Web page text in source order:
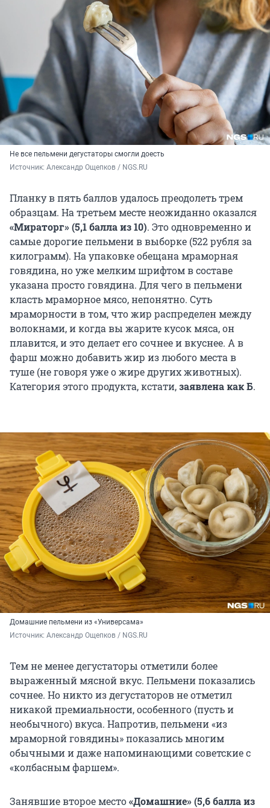
Не все пельмени дегустаторы смогли доесть
Источник: Александр Ощепков / NGS.RU
Планку в пять баллов удалось преодолеть трем
образцам. На третьем месте неожиданно оказался
«Мираторг» (5,1 балла из 10). Это одновременно и
самые дорогие пельмени в выборке (522 рубля за
килограмм). На упаковке обещана мраморная
говядина, но уже мелким шрифтом в составе
указана просто говядина. Для чего в пельмени
класть мраморное мясо, непонятно. Суть
мраморности в том, что жир распределен между
волокнами, и когда вы жарите кусок мяса, он
плавится, и это делает его сочнее и вкуснее. А в
фарш можно добавить жир из любого места в
туше (не говоря уже о жире других животных).
Категория этого продукта, кстати,заявлена как Б.
Домашние пельмени из «Универсама»
Источник: Александр Ощепков / NGS.RU
Тем не менее дегустаторы отметили более
выраженный мясной вкус. Пельмени показались
сочнее. Но никто из дегустаторов не отметил
никакой премиальности, особенного (пусть и
необычного) вкуса. Напротив, пельмени «из
мраморной говядины» показались многим
обычными и даже напоминающими советские с
«колбасным фаршем».
Занявшие второе место«Домашние» (5,6 балла из